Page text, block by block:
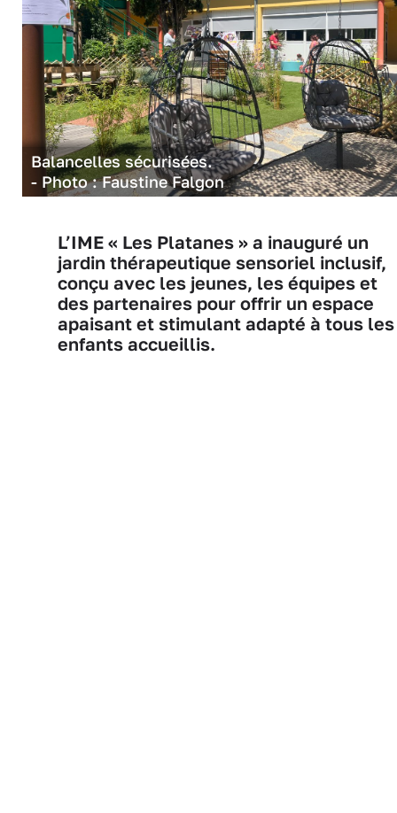
Balancelles sécurisées.
- Photo : Faustine Falgon
L’IME « Les Platanes » a inauguré un
jardin thérapeutique sensoriel inclusif,
conçu avec les jeunes, les équipes et
des partenaires pour offrir un espace
apaisant et stimulant adapté à tous les
enfants accueillis.